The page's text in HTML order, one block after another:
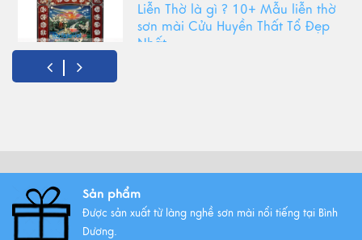
Liễn Thờ là gì ? 10+ Mẫu liễn thờ
sơn mài Cửu Huyền Thất Tổ Đẹp
Nhất
Sản phẩm
Được sản xuất từ làng nghề sơn mài nổi tiếng tại Bình
Dương.